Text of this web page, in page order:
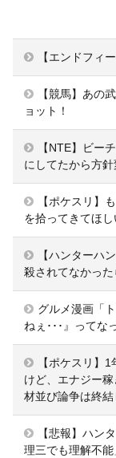
【エンドフィ
【競馬】あの
ョット！
【NTE】ビー
にしてたから方
【ポケスリ】
を拾ってきてほし
【ハンターハ
殺されてなかっ
グルメ漫画「
ねぇ･･･』ってな
【ポケスリ】
けど、エナジー
材並び論争は終結
【悲報】ハン
理三でも理解不能